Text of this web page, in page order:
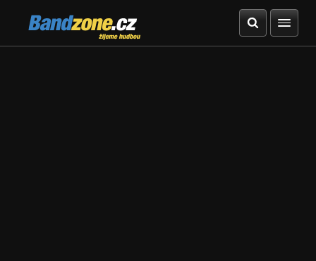
Bandzone.cz
žijeme hudbou